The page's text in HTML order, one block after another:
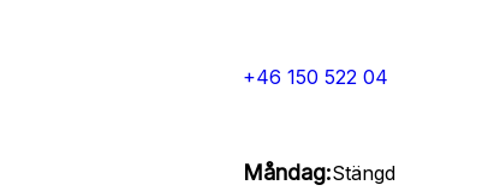
+46 150 522 04
Måndag:Stängd